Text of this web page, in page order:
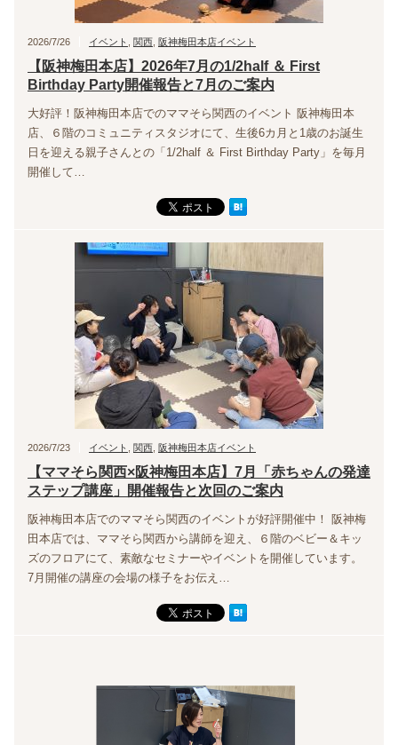
2026/7/26 イベント 関西 阪神梅田本店イベント
【阪神梅田本店】2026年7月の1/2half ＆ First
Birthday Party開催報告と7月のご案内
大好評！阪神梅田本店でのママそら関西のイベント 阪神梅田本
店、６階のコミュニティスタジオにて、生後6カ月と1歳のお誕生
日を迎える親子さんとの「1/2half ＆ First Birthday Party」を毎月
開催して…
2026/7/23 イベント 関西 阪神梅田本店イベント
【ママそら関西×阪神梅田本店】7月「赤ちゃんの発達
ステップ講座」開催報告と次回のご案内
阪神梅田本店でのママそら関西のイベントが好評開催中！ 阪神梅
田本店では、ママそら関西から講師を迎え、６階のベビー＆キッ
ズのフロアにて、素敵なセミナーやイベントを開催しています。
7月開催の講座の会場の様子をお伝え…